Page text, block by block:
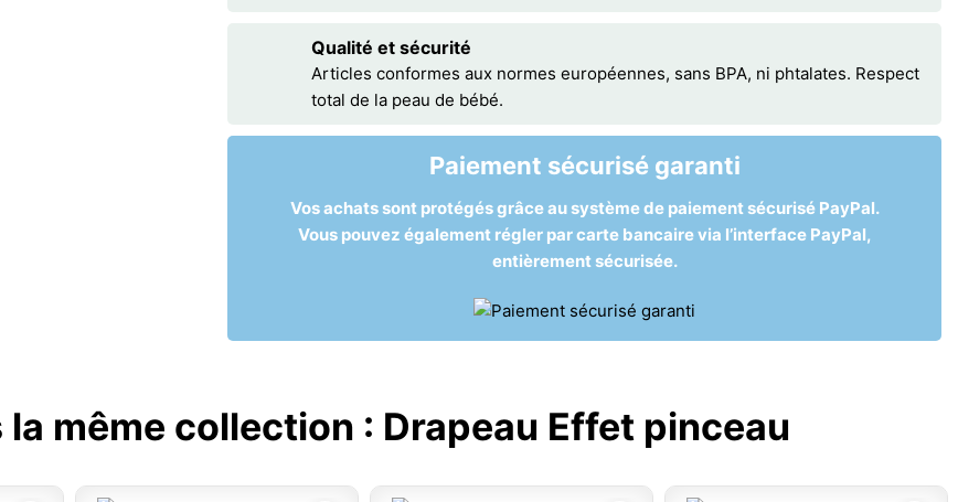
Qualité et sécurité
Articles conformes aux normes européennes, sans BPA, ni phtalates. Respect
total de la peau de bébé.
Paiement sécurisé garanti
Vos achats sont protégés grâce au système de paiement sécurisé PayPal.
Vous pouvez également régler par carte bancaire via l’interface PayPal,
entièrement sécurisée.
même collection : Drapeau Effet pinceau